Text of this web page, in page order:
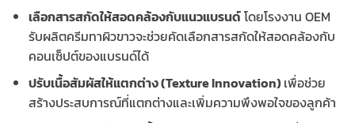
เลือกสารสกัดให้สอดคล้องกับแนวแบรนด์โดยโรงงาน OEM
รับผลิตครีมทาผิวขาวจะช่วยคัดเลือกสารสกัดให้สอดคล้องกับ
คอนเซ็ปต์ของแบรนด์ได้
ปรับเนื้อสัมผัสให้แตกต่าง (Texture Innovation)เพื่อช่วย
สร้างประสบการณ์ที่แตกต่างและเพิ่มความพึงพอใจของลูกค้า